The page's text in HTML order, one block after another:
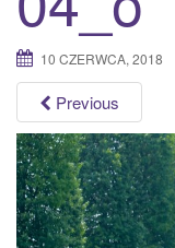
10 CZERWCA, 2018
Previous